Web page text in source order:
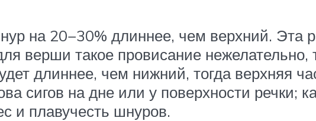
на 20−30% длиннее, чем верхний. Эта
верши такое провисание нежелательно,
длиннее, чем нижний, тогда верхняя
сигов на дне или у поверхности речки;
и плавучесть шнуров.